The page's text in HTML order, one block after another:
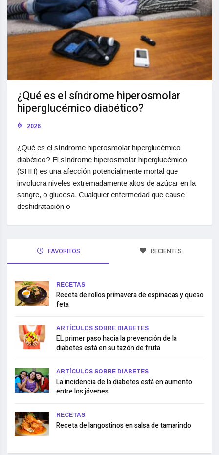
¿Qué es el síndrome hiperosmolar
hiperglucémico diabético?
2026
¿Qué es el síndrome hiperosmolar hiperglucémico
diabético? El síndrome hiperosmolar hiperglucémico
(SHH) es una afección potencialmente mortal que
involucra niveles extremadamente altos de azúcar en la
sangre, o glucosa. Cualquier enfermedad que cause
deshidratación o
FAVORITOS RECIENTES
RECETAS
Receta de rollos primavera de espinacas y queso
feta
ARTÍCULOS SOBRE DIABETES
EL primer paso hacia la prevención de la
diabetes está en su tazón de fruta
ARTÍCULOS SOBRE DIABETES
La incidencia de la diabetes está en aumento
entre los jóvenes
RECETAS
Receta de langostinos en salsa de tamarindo